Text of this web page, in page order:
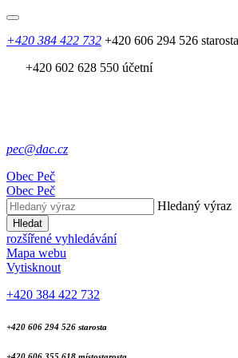
+420 384 422 732 +420 606 294 526 starosta
+420 602 628 550 účetní
pec@dac.cz
Obec Peč
Obec Peč
Hledaný výraz
Hledat
rozšířené vyhledávání
Mapa webu
Vytisknout
+420 384 422 732
+420 606 294 526 starosta